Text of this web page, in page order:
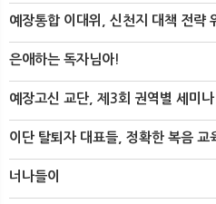
예장통합 이대위, 신천지 대책 전략
은애하는 독자님아!
예장고신 교단, 제3회 권역별 세미나
이단 탈퇴자 대표들, 정확한 복음 교
너나들이